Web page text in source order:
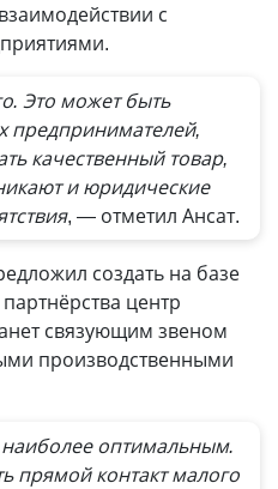
с
Это может быть
предпринимателей,
качественный товар,
и юридические
, — отметил Ансат.
создать на базе
центр
связующим звеном
производственными
оптимальным.
прямой контакт малого